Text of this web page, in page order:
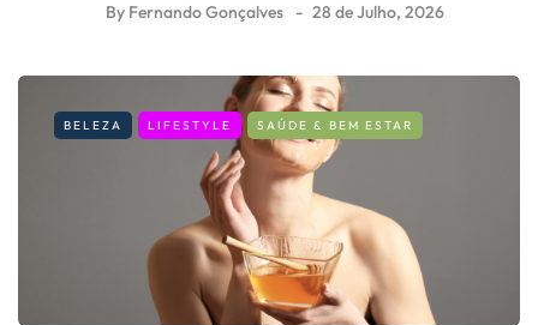
By Fernando Gonçalves 28 de Julho, 2026
BELEZA LIFESTYLE SAÚDE & BEM ESTAR